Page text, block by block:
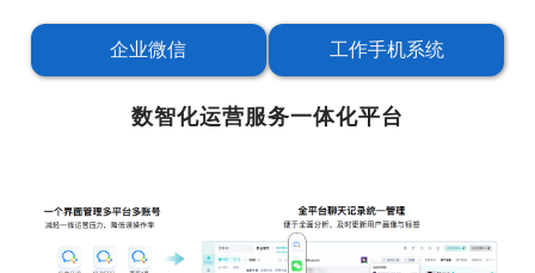
企业微信 工作手机系统
数智化运营服务一体化平台